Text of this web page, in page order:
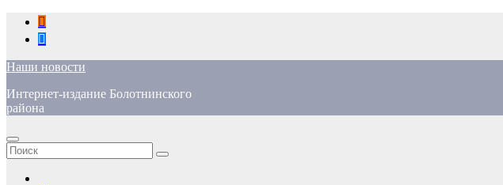
Перейти
содержимому
Наши новости
Интернет-издание Болотнинского
района